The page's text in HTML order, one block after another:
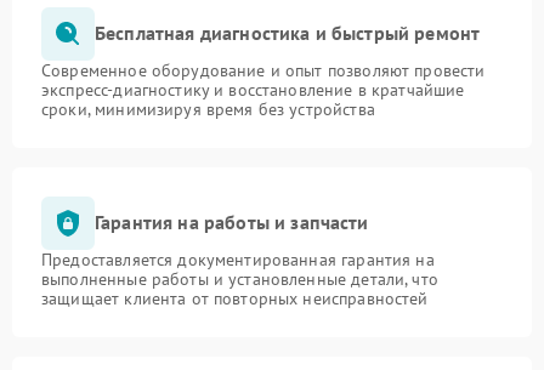
Бесплатная диагностика и быстрый ремонт
Современное оборудование и опыт позволяют провести
экспресс-диагностику и восстановление в кратчайшие
сроки, минимизируя время без устройства
Гарантия на работы и запчасти
Предоставляется документированная гарантия на
выполненные работы и установленные детали, что
защищает клиента от повторных неисправностей